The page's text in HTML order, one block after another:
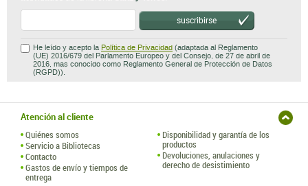
suscribirse
He leído y acepto la Política de Privacidad (adaptada al Reglamento
(UE) 2016/679 del Parlamento Europeo y del Consejo, de 27 de abril de
2016, mas conocido como Reglamento General de Protección de Datos
(RGPD)).
Atención al cliente
Quiénes somos
Servicio a Bibliotecas
Contacto
Gastos de envío y tiempos de
entrega
Disponibilidad y garantía de los
productos
Devoluciones, anulaciones y
derecho de desistimiento